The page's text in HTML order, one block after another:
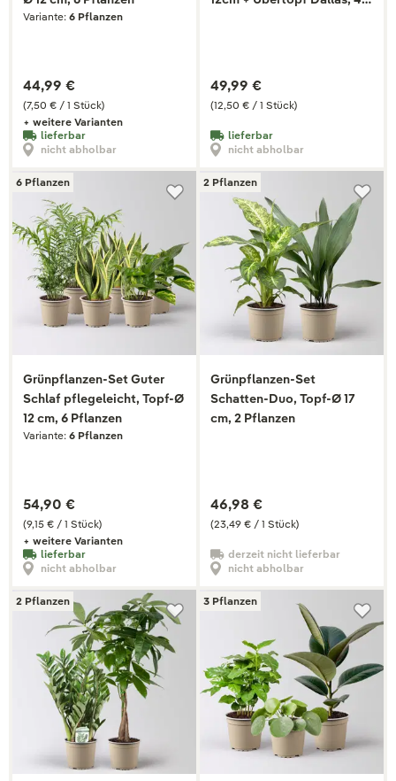
Variante: 6 Pflanzen
(7,50 € / 1 Stück)
44,99 €
+ weitere Varianten
lieferbar
nicht abholbar
(12,50 € / 1 Stück)
49,99 €
lieferbar
nicht abholbar
6 Pflanzen
Grünpflanzen-Set Guter
Schlaf pflegeleicht, Topf-Ø
12 cm, 6 Pflanzen
Variante: 6 Pflanzen
(9,15 € / 1 Stück)
54,90 €
+ weitere Varianten
lieferbar
nicht abholbar
2 Pflanzen
Grünpflanzen-Set
Schatten-Duo, Topf-Ø 17
cm, 2 Pflanzen
(23,49 € / 1 Stück)
46,98 €
derzeit nicht lieferbar
nicht abholbar
2 Pflanzen 3 Pflanzen